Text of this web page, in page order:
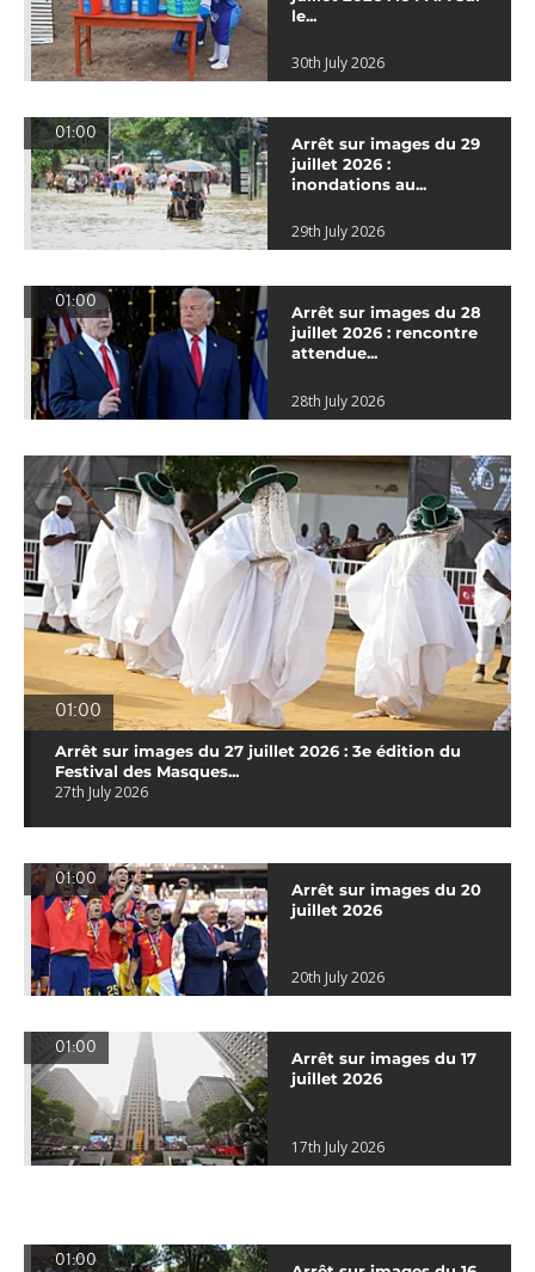
le...
30th July 2026
01:00
Arrêt sur images du 29
juillet 2026 :
inondations au...
29th July 2026
01:00
Arrêt sur images du 28
juillet 2026 : rencontre
attendue...
28th July 2026
01:00
Arrêt sur images du 27 juillet 2026 : 3e édition du
Festival des Masques...
27th July 2026
01:00
Arrêt sur images du 20
juillet 2026
20th July 2026
01:00
Arrêt sur images du 17
juillet 2026
17th July 2026
01:00